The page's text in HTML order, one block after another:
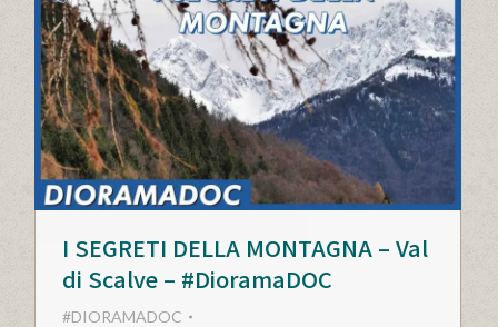
I SEGRETI DELLA MONTAGNA – Val
di Scalve – #DioramaDOC
#DIORAMADOC